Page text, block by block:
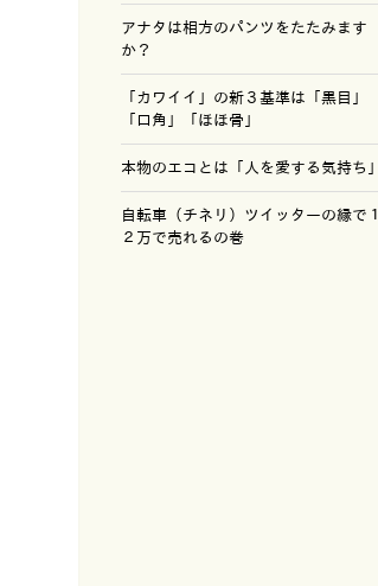
アナタは相方のパンツをたたみます
か？
「カワイイ」の新３基準は「黒目」
「口角」「ほほ骨」
本物のエコとは「人を愛する気持ち」
自転車（チネリ）ツイッターの縁で１
２万で売れるの巻